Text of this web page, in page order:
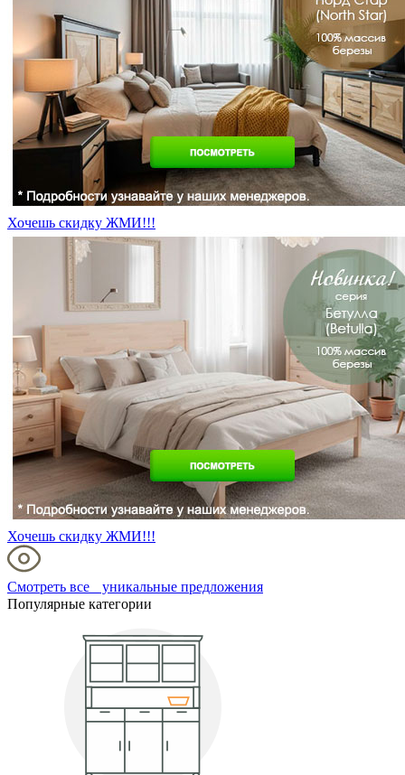
Хочешь скидку ЖМИ!!!
Хочешь скидку ЖМИ!!!
Смотреть все уникальные предложения
Популярные категории